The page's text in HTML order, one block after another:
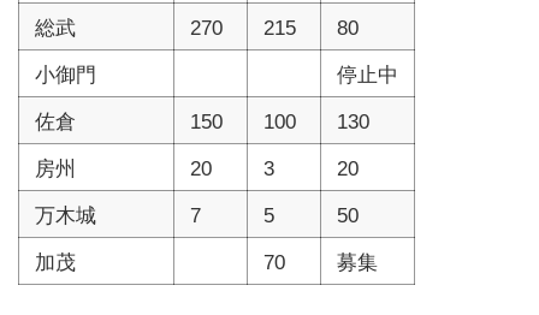
総武
270 215
80
小御門
停止中
佐倉
150 100
130
房州
20 3
20
万木城
7 5
50
加茂
70 募集